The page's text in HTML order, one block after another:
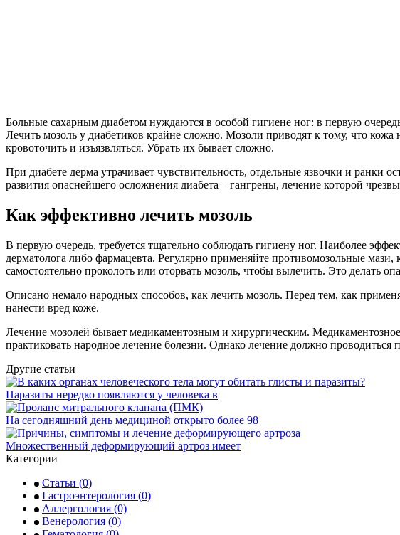
Больные сахарным диабетом нуждаются в особой гигиене ног: в первую
Лечить мозоль у диабетиков крайне сложно. Мозоли приводят к тому, что
кровоточить и изъязвляться. Убрать их бывает сложно.
При диабете дерма утрачивает чувствительность, отдельные язвочки и
развития опаснейшего осложнения диабета – гангрены, лечение которой
Как эффективно лечить мозоль
В первую очередь, требуется тщательно соблюдать гигиену ног. Наиболее
дерматолога либо фармацевта. Регулярно применяйте противомозольные
самостоятельно проколоть или оторвать мозоль, чтобы вылечить. Это делать
Описано немало народных способов, как лечить мозоль. Перед тем, как
нанести вред коже.
Лечение мозолей бывает медикаментозным и хирургическим.
практиковать народное лечение болезни. Однако лечение должно проводиться
Другие статьи
Паразиты нередко появляются у человека в
На сегодняшний день медициной открыто более 98
Множественный деформирующий артроз имеет
Категории
Статьи (0)
Гастроэнтерология (0)
Аллергология (0)
Венерология (0)